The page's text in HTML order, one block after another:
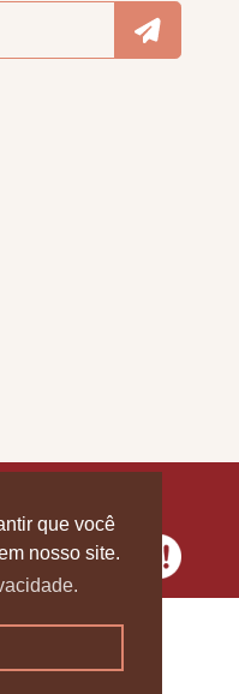
que você
nosso site.